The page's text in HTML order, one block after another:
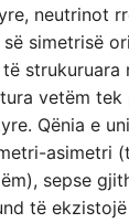
neutrinot
simetrisë
strukuruara
vetëm tek
Qënia e
asimetri
sepse
të